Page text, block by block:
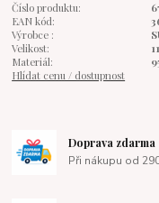
Číslo produktu:
EAN kód:
Výrobce :
Velikost:
Materiál:
Hlídat cenu / dostupnost
Doprava zdarma
Při nákupu od